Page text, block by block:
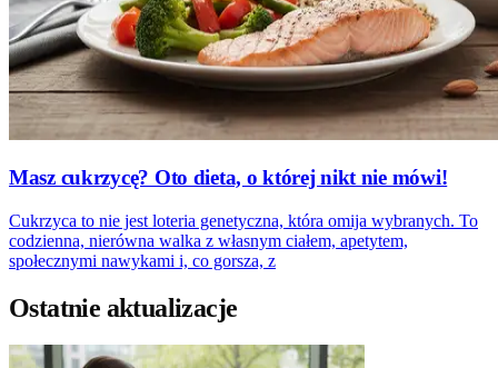
Masz cukrzycę? Oto dieta, o której nikt nie mówi!
Cukrzyca to nie jest loteria genetyczna, która omija wybranych. To
codzienna, nierówna walka z własnym ciałem, apetytem,
społecznymi nawykami i, co gorsza, z
Ostatnie aktualizacje